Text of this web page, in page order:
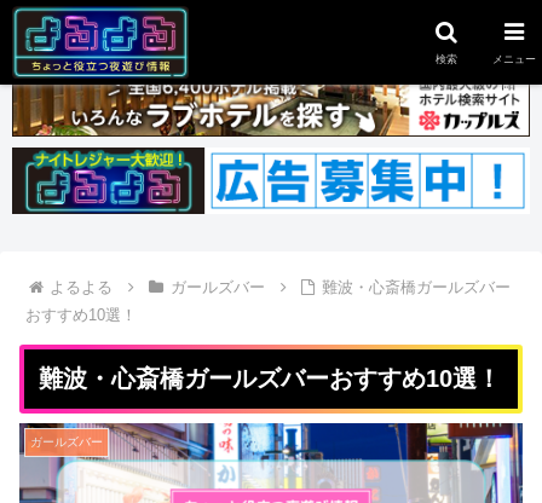
よるよる ガールズバー
難波・心斎橋ガールズバー
おすすめ10選！
難波・心斎橋ガールズバーおすすめ10選！
ガールズバー
検索 メニュー